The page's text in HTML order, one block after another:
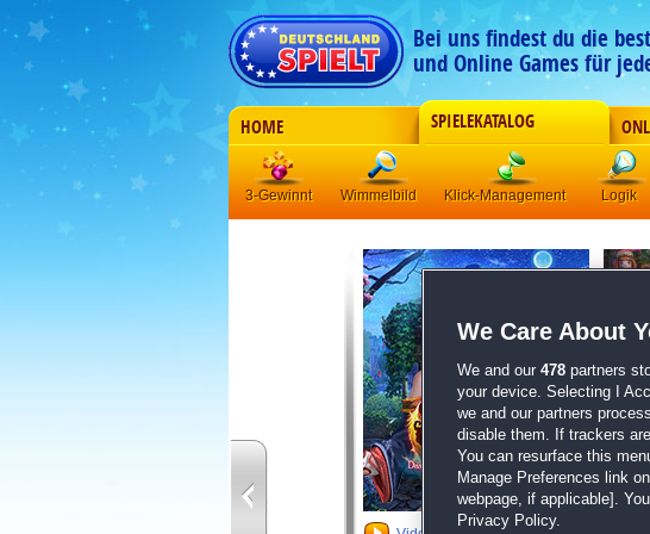
Bei uns findest du die
und Online Games für
HOME SPIELEKATALOG
3-Gewinnt Wimmelbild Klick-Management Logik
We Care About
We and our 478 partners
your device. Selecting I
we and our partners
disable them. If trackers
You can resurface this
Manage Preferences link
webpage, if applicable].
Privacy Policy.